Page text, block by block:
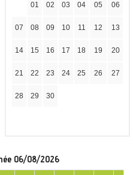
01 02 03 04 05 06
07 08 09 10 11 12 13
14 15 16 17 18 19 20
21 22 23 24 25 26 27
28 29 30
06/08/2026